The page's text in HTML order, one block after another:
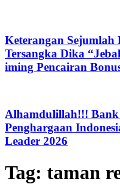
Keterangan Sejumlah
Tersangka Dika
iming Pencairan
Alhamdulillah!!!
Penghargaan
Leader 2026
Tag: taman